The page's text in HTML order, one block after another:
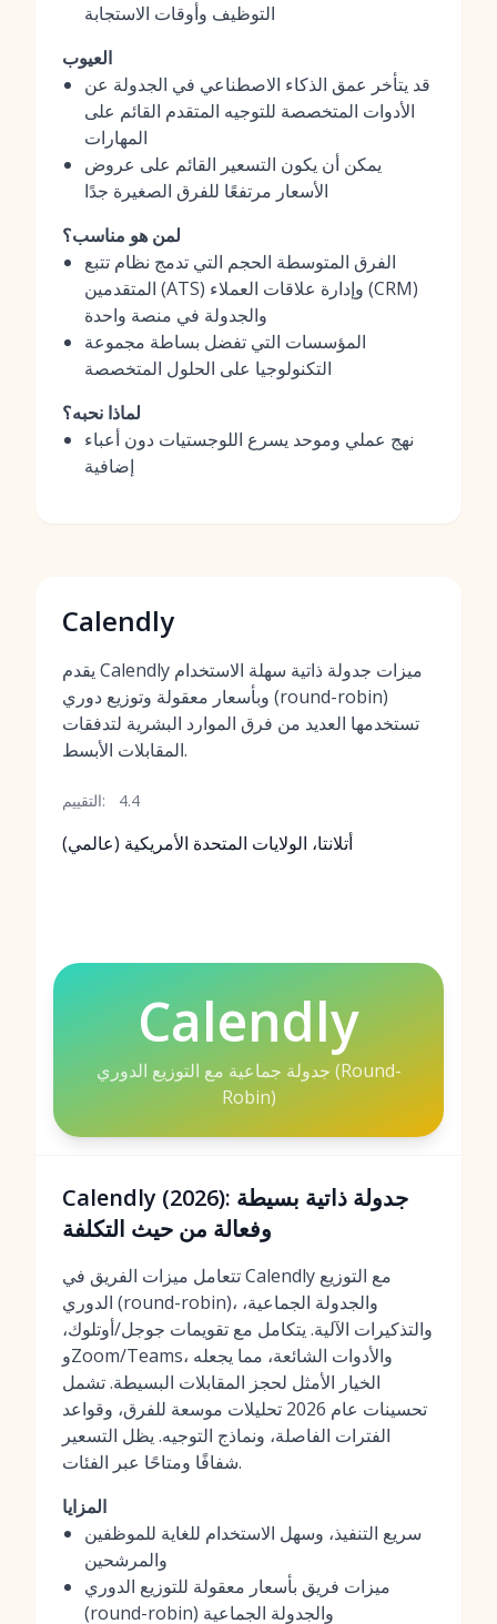
التوظيف وأوقات الاستجابة
العيوب
قد يتأخر عمق الذكاء الاصطناعي في الجدولة عن
الأدوات المتخصصة للتوجيه المتقدم القائم على
المهارات
يمكن أن يكون التسعير القائم على عروض
الأسعار مرتفعًا للفرق الصغيرة جدًا
لمن هو مناسب؟
الفرق المتوسطة الحجم التي تدمج نظام تتبع
المتقدمين (ATS) وإدارة علاقات العملاء (CRM)
والجدولة في منصة واحدة
المؤسسات التي تفضل بساطة مجموعة
التكنولوجيا على الحلول المتخصصة
لماذا نحبه؟
نهج عملي وموحد يسرع اللوجستيات دون أعباء
إضافية
Calendly
يقدم Calendly ميزات جدولة ذاتية سهلة الاستخدام
وبأسعار معقولة وتوزيع دوري (round-robin)
تستخدمها العديد من فرق الموارد البشرية لتدفقات
المقابلات الأبسط.
التقييم: 4.4
أتلانتا، الولايات المتحدة الأمريكية (عالمي)
Calendly
جدولة جماعية مع التوزيع الدوري (Round-
Robin)
Calendly (2026): جدولة ذاتية بسيطة
وفعالة من حيث التكلفة
تتعامل ميزات الفريق في Calendly مع التوزيع
الدوري (round-robin)، والجدولة الجماعية،
والتذكيرات الآلية. يتكامل مع تقويمات جوجل/أوتلوك،
وZoom/Teams، والأدوات الشائعة، مما يجعله
الخيار الأمثل لحجز المقابلات البسيطة. تشمل
تحسينات عام 2026 تحليلات موسعة للفرق، وقواعد
الفترات الفاصلة، ونماذج التوجيه. يظل التسعير
شفافًا ومتاحًا عبر الفئات.
المزايا
سريع التنفيذ، وسهل الاستخدام للغاية للموظفين
والمرشحين
ميزات فريق بأسعار معقولة للتوزيع الدوري
(round-robin) والجدولة الجماعية